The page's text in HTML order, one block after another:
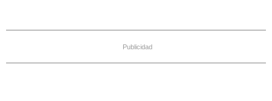
Publicidad